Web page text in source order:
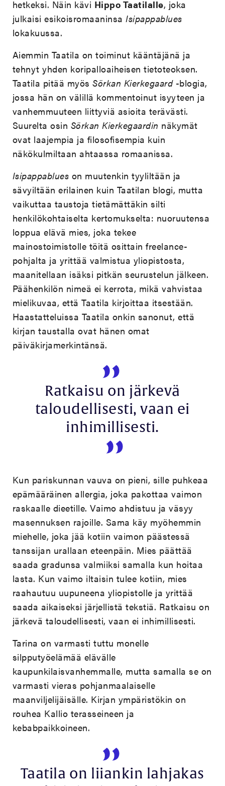
hetkeksi. Näin kävi Hippo Taatilalle, joka
julkaisi esikoisromaaninsaIsipappablues
lokakuussa.
Aiemmin Taatila on toiminut kääntäjänä ja
tehnyt yhden koripalloaiheisen tietoteoksen.
Taatila pitää myösSörkan Kierkegaard-blogia,
jossa hän on välillä kommentoinut isyyteen ja
vanhemmuuteen liittyviä asioita terävästi.
Suurelta osin Sörkan Kierkegaardin näkymät
ovat laajempia ja filosofisempia kuin
näkökulmiltaan ahtaassa romaanissa.
Isipappablues on muutenkin tyyliltään ja
sävyiltään erilainen kuin Taatilan blogi, mutta
vaikuttaa taustoja tietämättäkin silti
henkilökohtaiselta kertomukselta: nuoruutensa
loppua elävä mies, joka tekee
mainostoimistolle töitä osittain freelance-
pohjalta ja yrittää valmistua yliopistosta,
maanitellaan isäksi pitkän seurustelun jälkeen.
Päähenkilön nimeä ei kerrota, mikä vahvistaa
mielikuvaa, että Taatila kirjoittaa itsestään.
Haastatteluissa Taatila onkin sanonut, että
kirjan taustalla ovat hänen omat
päiväkirjamerkintänsä.
Ratkaisu on järkevä
taloudellisesti, vaan ei
inhimillisesti.
Kun pariskunnan vauva on pieni, sille puhkeaa
epämääräinen allergia, joka pakottaa vaimon
raskaalle dieetille. Vaimo ahdistuu ja väsyy
masennuksen rajoille. Sama käy myöhemmin
miehelle, joka jää kotiin vaimon päästessä
tanssijan urallaan eteenpäin. Mies päättää
saada gradunsa valmiiksi samalla kun hoitaa
lasta. Kun vaimo iltaisin tulee kotiin, mies
raahautuu uupuneena yliopistolle ja yrittää
saada aikaiseksi järjellistä tekstiä. Ratkaisu on
järkevä taloudellisesti, vaan ei inhimillisesti.
Tarina on varmasti tuttu monelle
silpputyöelämää elävälle
kaupunkilaisvanhemmalle, mutta samalla se on
varmasti vieras pohjanmaalaiselle
maanviljelijäisälle. Kirjan ympäristökin on
rouhea Kallio terasseineen ja
kebabpaikkoineen.
Taatila on liiankin lahjakas